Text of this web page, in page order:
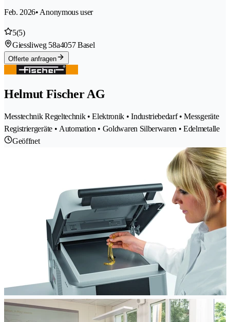
Feb. 2026• Anonymous user
5(5)
Giessliweg 58a4057 Basel
Offerte anfragen
Helmut Fischer AG
Messtechnik Regeltechnik • Elektronik • Industriebedarf • Messgeräte
Registriergeräte • Automation • Goldwaren Silberwaren • Edelmetalle
Geöffnet